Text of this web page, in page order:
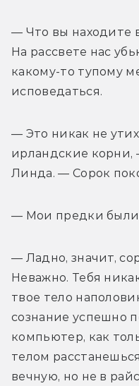
— Что вы находите
На рассвете нас
какому-то тупому
исповедаться.
— Это никак не
ирландские корни,
Линда. — Сорок
— Мои предки были
— Ладно, значит,
Неважно. Тебя
твое тело
сознание успешно
компьютер, как
телом
вечную, но не в